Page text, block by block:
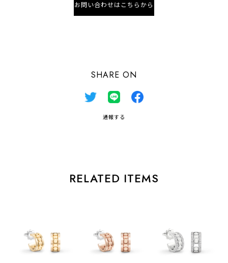
お問い合わせはこちらから
SHARE ON
通報する
RELATED ITEMS